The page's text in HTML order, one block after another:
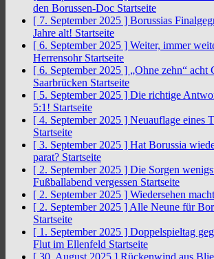
den Borussen-Doc Startseite
[ 7. September 2025 ] Borussias
Jahre alt! Startseite
[ 6. September 2025 ] Weiter, immer
Herrensohr Startseite
[ 6. September 2025 ] „Ohne zehn“ acht
Saarbrücken Startseite
[ 5. September 2025 ] Die richtige
5:1! Startseite
[ 4. September 2025 ] Neuauflage eines
Startseite
[ 3. September 2025 ] Hat Borussia
parat? Startseite
[ 2. September 2025 ] Die Sorgen
Fußballabend vergessen Startseite
[ 2. September 2025 ] Wiedersehen
[ 2. September 2025 ] Alle Neune für
Startseite
[ 1. September 2025 ] Doppelspieltag
Flut im Ellenfeld Startseite
[ 30. August 2025 ] Rückenwind aus